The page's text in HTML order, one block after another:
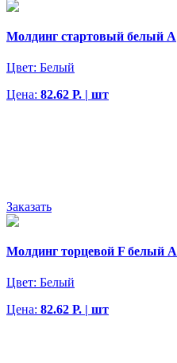
Молдинг стартовый белый А
Цвет: Белый
Цена: 82.62 Р. | шт
Заказать
Молдинг торцевой F белый А
Цвет: Белый
Цена: 82.62 Р. | шт